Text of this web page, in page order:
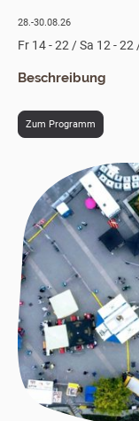
28.-30.08.26
Fr 14 - 22 / Sa 12 - 22
Beschreibung
Zum Programm